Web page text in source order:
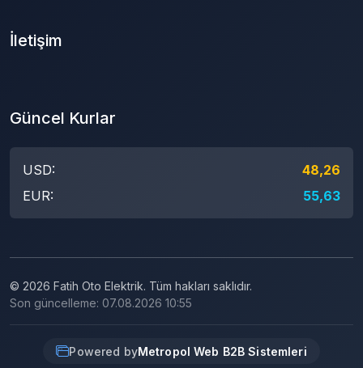
İletişim
Güncel Kurlar
USD:
48,26
EUR:
55,63
© 2026 Fatih Oto Elektrik. Tüm hakları saklıdır.
Son güncelleme: 07.08.2026 10:55
Powered byMetropol Web B2B Sistemleri